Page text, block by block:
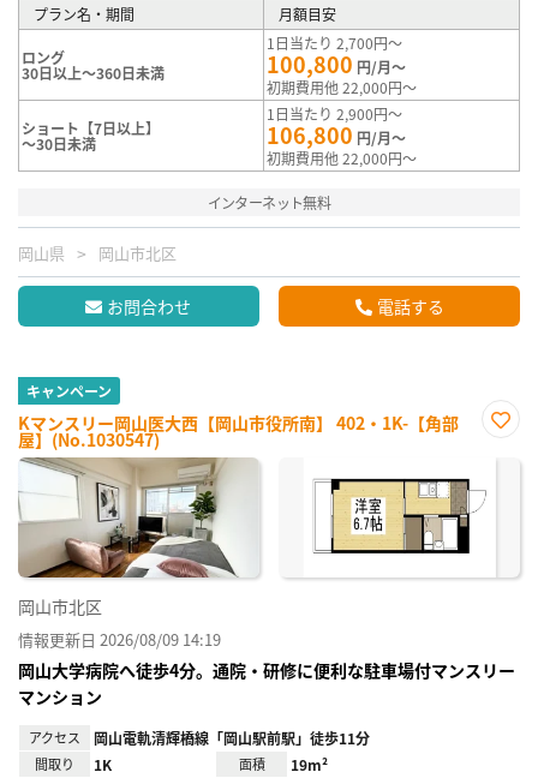
プラン名・期間 月額目安
ロング
30日以上～360日未満
1日当たり 2,700円～
100,800 円/月～
初期費用他 22,000円～
ショート【7日以上】
～30日未満
1日当たり 2,900円～
106,800 円/月～
初期費用他 22,000円～
インターネット無料
岡山県 岡山市北区
お問合わせ 電話する
キャンペーン
Kマンスリー岡山医大西【岡山市役所南】 402・1K-【角部
屋】(No.1030547)
に入
録
岡山市北区
情報更新日 2026/08/09 14:19
岡山大学病院へ徒歩4分。通院・研修に便利な駐車場付マンスリー
マンション
アクセス 岡山電軌清輝橋線「岡山駅前駅」徒歩11分
間取り 1K 面積 19m²